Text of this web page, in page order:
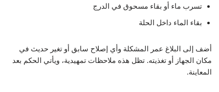
تسرب ماء أو بقاء مسحوق في الدرج
بقاء الماء داخل الحلة
أضف إلى البلاغ عمر المشكلة وأي إصلاح سابق أو تغير حديث في
مكان الجهاز أو تغذيته. تظل هذه ملاحظات تمهيدية، ويأتي الحكم بعد
المعاينة.